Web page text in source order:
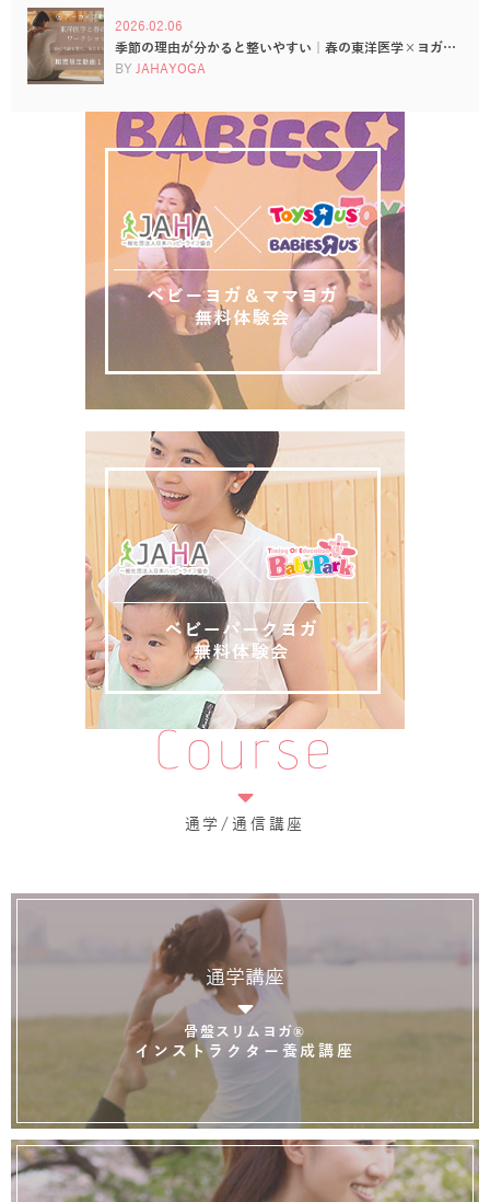
2026.02.06
季節の理由が分かると整いやすい｜春の東洋医学×ヨガ…
BY JAHAYOGA
Course
通学/通信講座
通学講座
骨盤スリムヨガ®
インストラクター養成講座